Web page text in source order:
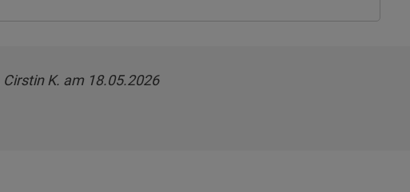
Cirstin K. am 18.05.2026